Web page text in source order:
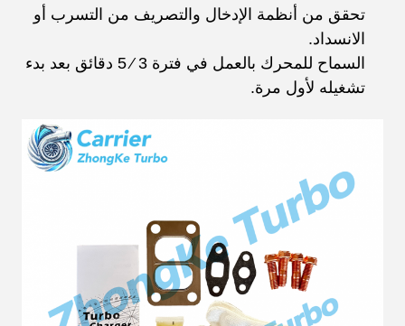
تحقق من أنظمة الإدخال والتصريف من التسرب أو
الانسداد.
السماح للمحرك بالعمل في فترة 3 ⁄ 5 دقائق بعد بدء
تشغيله لأول مرة.